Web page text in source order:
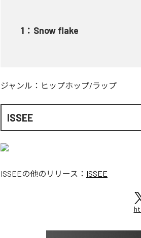
1 ： Snow flake
ジャンル： ヒップホップ/ラップ
ISSEE
ISSEEの他のリリース： ISSEE